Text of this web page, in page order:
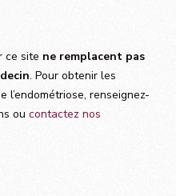
ce site ne remplacent pas
. Pour obtenir les
l’endométriose, renseignez-
oucontactez nos